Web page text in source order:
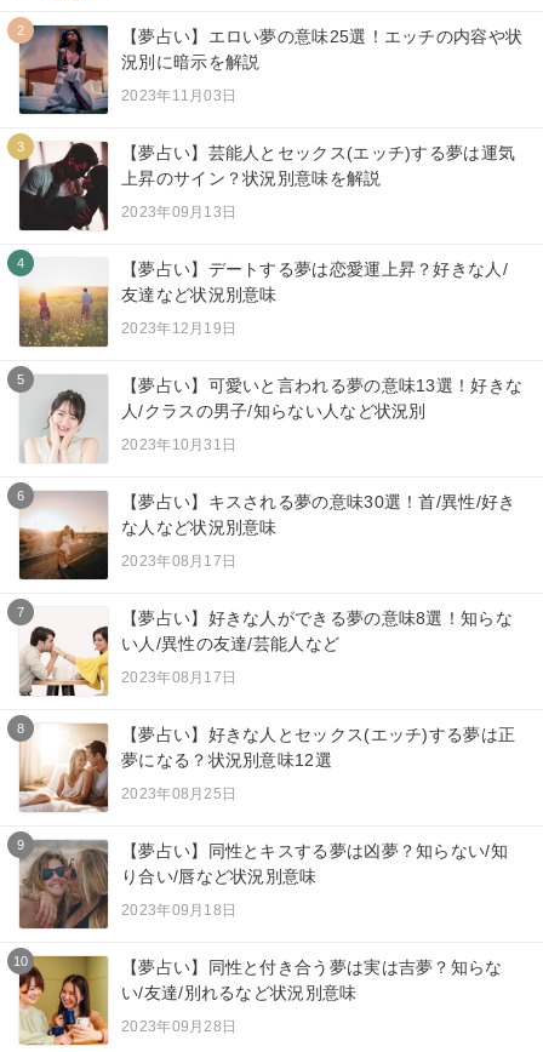
2
【夢占い】エロい夢の意味25選！エッチの内容や状
況別に暗示を解説
2023年11月03日
3
【夢占い】芸能人とセックス(エッチ)する夢は運気
上昇のサイン？状況別意味を解説
2023年09月13日
4
【夢占い】デートする夢は恋愛運上昇？好きな人/
友達など状況別意味
2023年12月19日
5
【夢占い】可愛いと言われる夢の意味13選！好きな
人/クラスの男子/知らない人など状況別
2023年10月31日
6
【夢占い】キスされる夢の意味30選！首/異性/好き
な人など状況別意味
2023年08月17日
7
【夢占い】好きな人ができる夢の意味8選！知らな
い人/異性の友達/芸能人など
2023年08月17日
8
【夢占い】好きな人とセックス(エッチ)する夢は正
夢になる？状況別意味12選
2023年08月25日
9
【夢占い】同性とキスする夢は凶夢？知らない/知
り合い/唇など状況別意味
2023年09月18日
10
【夢占い】同性と付き合う夢は実は吉夢？知らな
い/友達/別れるなど状況別意味
2023年09月28日